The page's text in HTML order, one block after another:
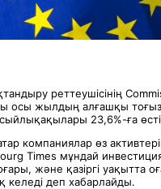
реттеушісінің
осы жылдың алғашқы тоғыз
23,6%-ға
компаниялар өз
Times мұндай
және қазіргі
келеді деп хабарлайды.